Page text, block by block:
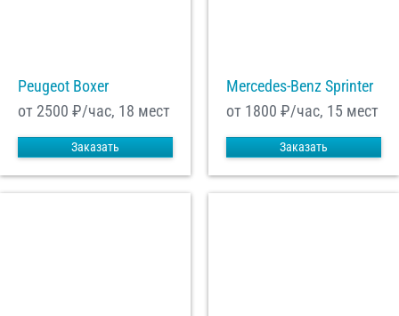
Peugeot Boxer
от 2500 ₽/час, 18 мест
Заказать
Mercedes-Benz Sprinter
от 1800 ₽/час, 15 мест
Заказать